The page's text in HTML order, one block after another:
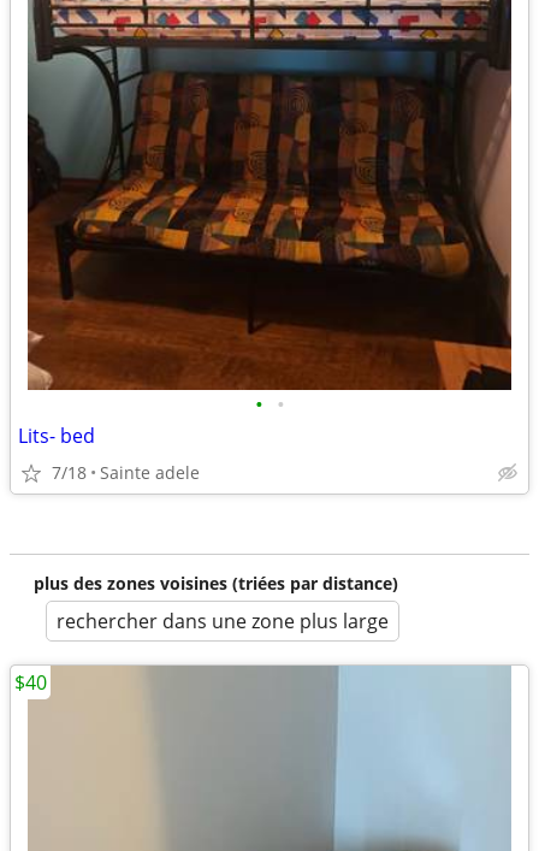
• •
Lits- bed
7/18 Sainte adele
plus des zones voisines (triées par distance)
rechercher dans une zone plus large
$40